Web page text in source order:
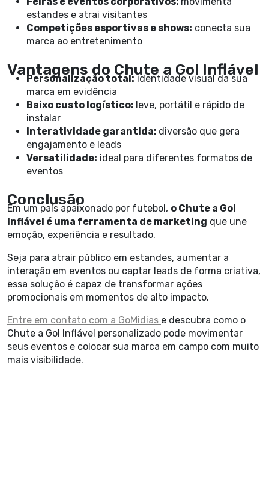
estandes e atrai visitantes
Competições esportivas e shows: conecta sua
marca ao entretenimento
Vantagens do Chute a Gol Inflável
Personalização total: identidade visual da sua
marca em evidência
Baixo custo logístico: leve, portátil e rápido de
instalar
Interatividade garantida: diversão que gera
engajamento e leads
Versatilidade: ideal para diferentes formatos de
eventos
Conclusão
Em um país apaixonado por futebol, o Chute a Gol
Inflável é uma ferramenta de marketing que une
emoção, experiência e resultado.
Seja para atrair público em estandes, aumentar a
interação em eventos ou captar leads de forma criativa,
essa solução é capaz de transformar ações
promocionais em momentos de alto impacto.
Entre em contato com a GoMidias e descubra como o
Chute a Gol Inflável personalizado pode movimentar
seus eventos e colocar sua marca em campo com muito
mais visibilidade.